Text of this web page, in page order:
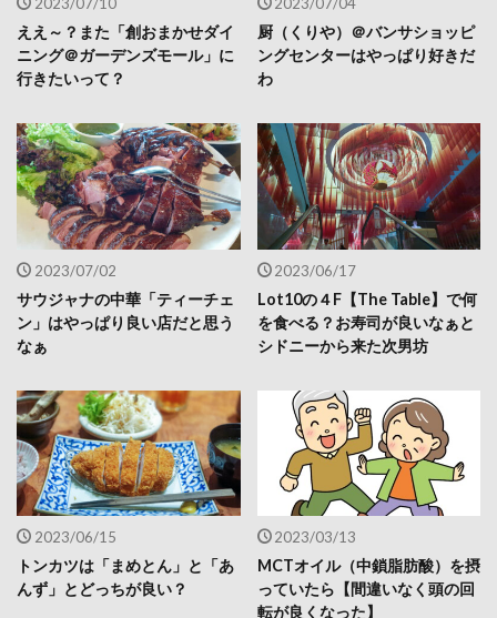
2023/07/10
ええ～？また「創おまかせダイ
ニング＠ガーデンズモール」に
行きたいって？
2023/07/04
厨（くりや）＠バンサショッピ
ングセンターはやっぱり好きだ
わ
2023/07/02
サウジャナの中華「ティーチェ
ン」はやっぱり良い店だと思う
なぁ
2023/06/17
Lot10の４F【The Table】で何
を食べる？お寿司が良いなぁと
シドニーから来た次男坊
2023/06/15
トンカツは「まめとん」と「あ
んず」とどっちが良い？
2023/03/13
MCTオイル（中鎖脂肪酸）を摂
っていたら【間違いなく頭の回
転が良くなった】